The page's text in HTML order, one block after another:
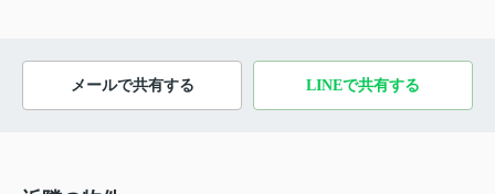
メールで共有する LINEで共有する